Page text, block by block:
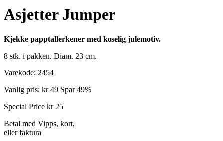
Asjetter Jumper
Kjekke papptallerkener med koselig julemotiv.
8 stk. i pakken. Diam. 23 cm.
Varekode: 2454
Vanlig pris: kr 49 Spar 49%
Special Price kr 25
Betal med Vipps, kort,
eller faktura